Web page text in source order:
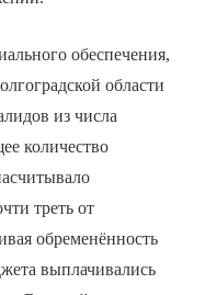
обеспечения,
области
из числа
количество
треть от
обременённость
выплачивались